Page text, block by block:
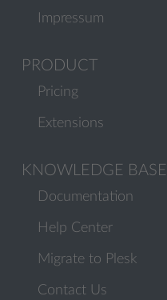
Impressum
PRODUCT
Pricing
Extensions
KNOWLEDGE BASE
Documentation
Help Center
Migrate to Plesk
Contact Us